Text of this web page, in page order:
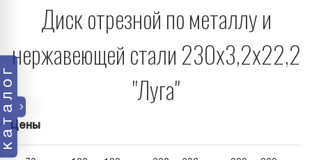
каталог
Диск отрезной по металлу и
нержавеющей стали 230х3,2х22,2
"Луга"
Цены